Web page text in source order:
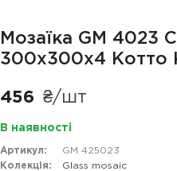
Мозаїка GM 4023
300x300x4 Котто
456 ₴/шт
В наявності
Артикул:
GM 425023
Колекція:
Glass mosaic